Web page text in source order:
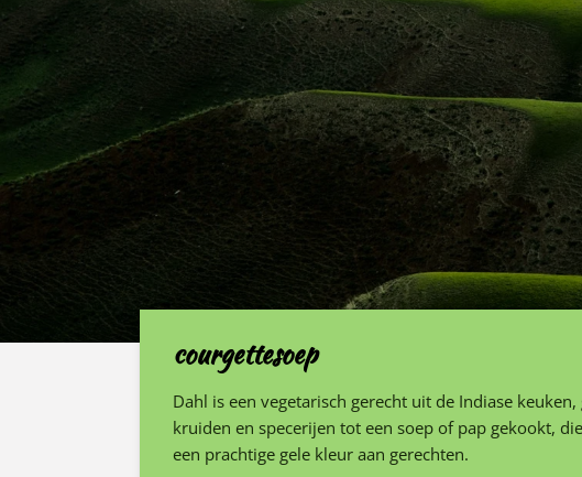
courgettesoep
Dahl is een vegetarisch gerecht uit de Indiase
kruiden en specerijen tot een soep of pap gekookt,
een prachtige gele kleur aan gerechten.